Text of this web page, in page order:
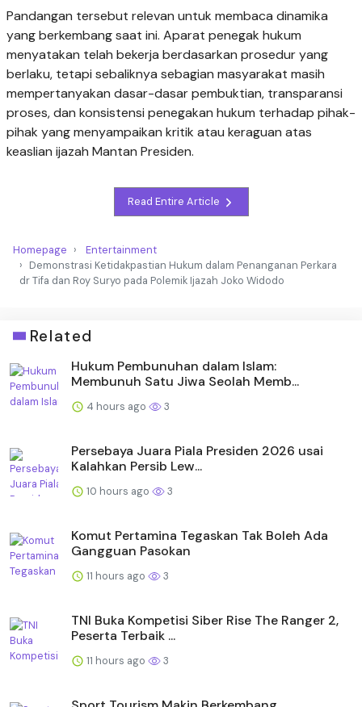
Pandangan tersebut relevan untuk membaca dinamika
yang berkembang saat ini. Aparat penegak hukum
menyatakan telah bekerja berdasarkan prosedur yang
berlaku, tetapi sebaliknya sebagian masyarakat masih
mempertanyakan dasar-dasar pembuktian, transparansi
proses, dan konsistensi penegakan hukum terhadap pihak-
pihak yang menyampaikan kritik atau keraguan atas
keaslian ijazah Mantan Presiden.
Read Entire Article
Homepage
Entertainment
Demonstrasi Ketidakpastian Hukum dalam Penanganan Perkara
dr Tifa dan Roy Suryo pada Polemik Ijazah Joko Widodo
Related
Hukum Pembunuhan dalam Islam:
Membunuh Satu Jiwa Seolah Memb...
4 hours ago 3
Persebaya Juara Piala Presiden 2026 usai
Kalahkan Persib Lew...
10 hours ago 3
Komut Pertamina Tegaskan Tak Boleh Ada
Gangguan Pasokan
11 hours ago 3
TNI Buka Kompetisi Siber Rise The Ranger 2,
Peserta Terbaik ...
11 hours ago 3